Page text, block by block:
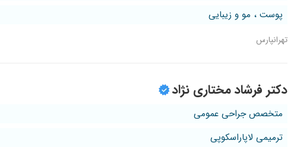
پوست ، مو و زیبایی
تهرانپارس
دکتر فرشاد مختاری نژاد
متخصص جراحی عمومی
ترمیمی لاپاراسکوپی